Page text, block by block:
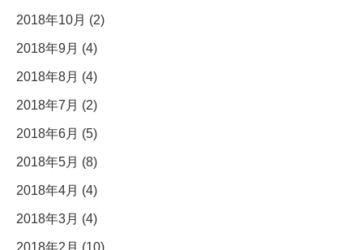
2018年10月 (2)
2018年9月 (4)
2018年8月 (4)
2018年7月 (2)
2018年6月 (5)
2018年5月 (8)
2018年4月 (4)
2018年3月 (4)